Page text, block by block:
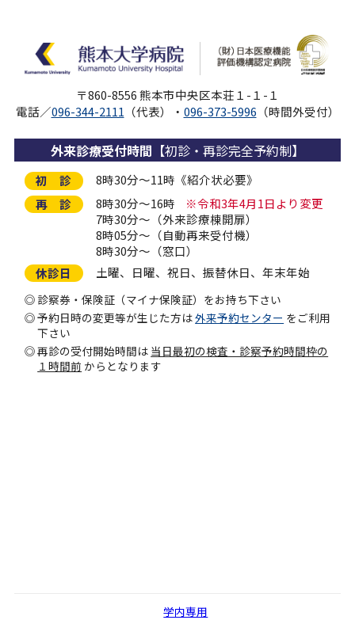
〒860-8556 熊本市中央区本荘１-１-１
電話／096-344-2111 （代表）・ 096-373-5996 （時間外受付）
外来診療受付時間 【初診・再診完全予約制】
初 診
8時30分～11時《紹介状必要》
再 診
8時30分～16時
※令和3年4月1日より変更
7時30分～（外来診療棟開扉）
8時05分～（自動再来受付機）
8時30分～（窓口）
休診日
土曜、日曜、祝日、振替休日、年末年始
診察券・保険証（マイナ保険証）をお持ち下さい
予約日時の変更等が生じた方は外来予約センター をご利用
下さい
再診の受付開始時間は 当日最初の検査・診察予約時間枠の
１時間前 からとなります
学内専用